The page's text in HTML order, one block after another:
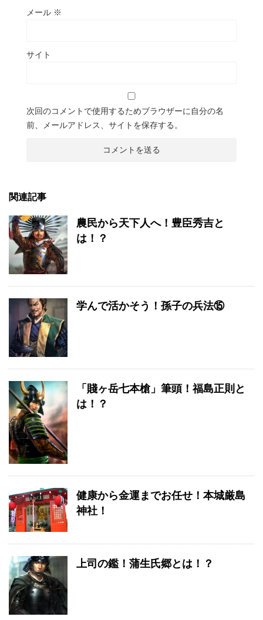
メール ※
サイト
次回のコメントで使用するためブラウザーに自分の名
前、メールアドレス、サイトを保存する。
関連記事
農民から天下人へ！豊臣秀吉と
は！？
学んで活かそう！孫子の兵法⑮
「賤ヶ岳七本槍」筆頭！福島正則と
は！？
健康から金運までお任せ！本城厳島
神社！
上司の鑑！蒲生氏郷とは！？